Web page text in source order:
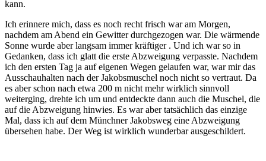
kann.
Ich erinnere mich, dass es noch recht frisch war am Morgen,
nachdem am Abend ein Gewitter durchgezogen war. Die wärmende
Sonne wurde aber langsam immer kräftiger . Und ich war so in
Gedanken, dass ich glatt die erste Abzweigung verpasste. Nachdem
ich den ersten Tag ja auf eigenen Wegen gelaufen war, war mir das
Ausschauhalten nach der Jakobsmuschel noch nicht so vertraut. Da
es aber schon nach etwa 200 m nicht mehr wirklich sinnvoll
weiterging, drehte ich um und entdeckte dann auch die Muschel, die
auf die Abzweigung hinwies. Es war aber tatsächlich das einzige
Mal, dass ich auf dem Münchner Jakobsweg eine Abzweigung
übersehen habe. Der Weg ist wirklich wunderbar ausgeschildert.